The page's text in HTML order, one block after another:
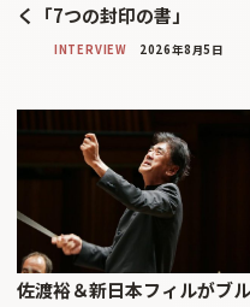
く「7つの封印の書」
INTERVIEW 2026年8月5日
佐渡裕＆新日本フィルがブル